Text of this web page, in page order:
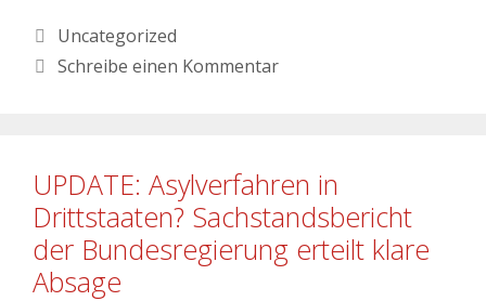
Uncategorized
Schreibe einen Kommentar
UPDATE: Asylverfahren in
Drittstaaten? Sachstandsbericht
der Bundesregierung erteilt klare
Absage